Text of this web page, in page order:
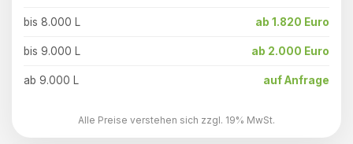
bis 8.000 L ab 1.820 Euro
bis 9.000 L ab 2.000 Euro
ab 9.000 L auf Anfrage
Alle Preise verstehen sich zzgl. 19% MwSt.